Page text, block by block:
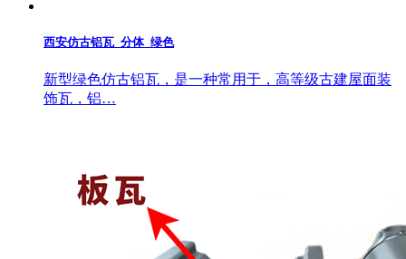
西安仿古铝瓦_分体_绿色
新型绿色仿古铝瓦，是一种常用于，高等级古建屋面装
饰瓦，铝…